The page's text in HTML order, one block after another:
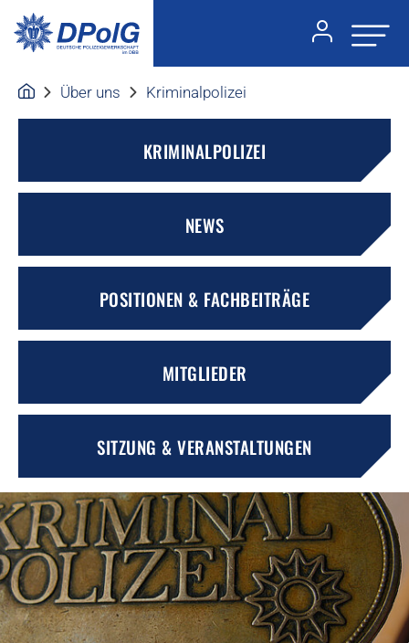
Über uns Kriminalpolizei
KRIMINALPOLIZEI
NEWS
POSITIONEN & FACHBEITRÄGE
MITGLIEDER
SITZUNG & VERANSTALTUNGEN